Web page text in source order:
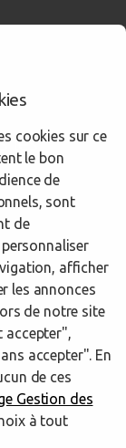
les
Priest
by
cookies sur ce
le bon
de
sont
de
afficher
les annonces
de notre site
accepter",
accepter". En
de ces
Gestion des
à tout